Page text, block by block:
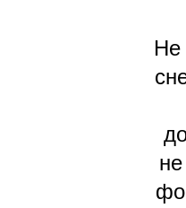
Не
не